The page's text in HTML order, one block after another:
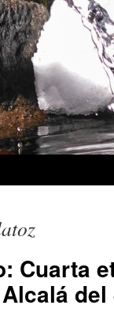
Cuarta